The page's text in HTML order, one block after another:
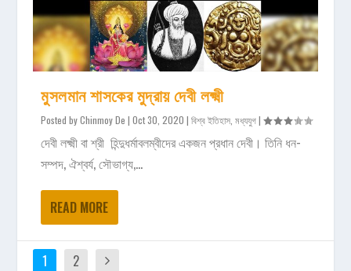
মুসলমান শাসকের মুদ্রায় দেবী লক্ষ্মী
Posted byChinmoy De |Oct 30, 2020 |বিশ্ব ইতিহাস ,মধ্যযুগ|
দেবী লক্ষ্মী বা শ্রী হিন্দুধর্মাবলম্বীদের একজন প্রধান দেবী। তিনি ধন-
সম্পদ, ঐশ্বর্য, সৌভাগ্য,...
READ MORE
1 2